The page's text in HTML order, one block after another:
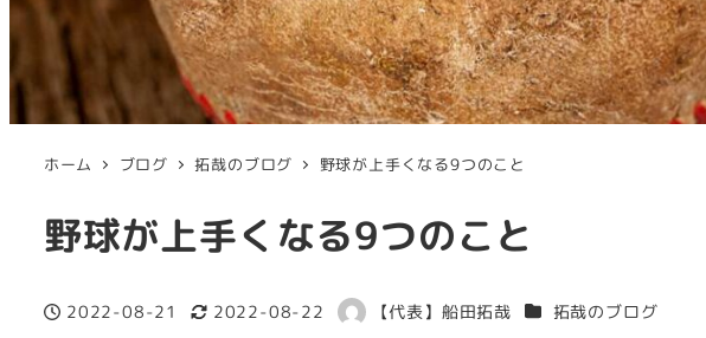
ホーム ブログ 拓哉のブログ 野球が上手くなる9つのこと
野球が上手くなる9つのこと
投稿日
2022-08-21
更新日
2022-08-22
著
【代表】船田拓哉 カテゴリー
拓哉のブログ